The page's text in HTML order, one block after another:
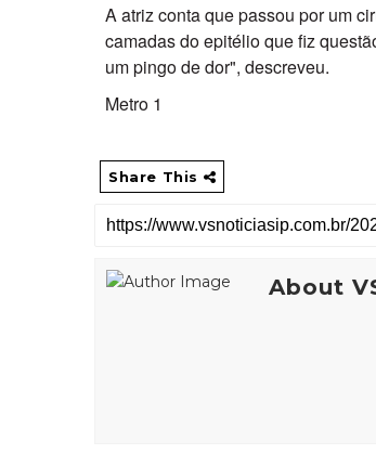
A atriz conta que passou por um
camadas do epitélio que fiz
um pingo de dor", descreveu.
Metro 1
Share This
About